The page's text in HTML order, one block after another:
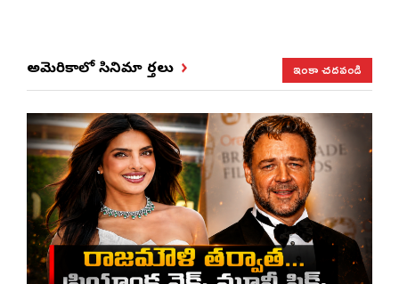
అమెరికాలో సినిమా వార్తలు ఇంకా చదవండి